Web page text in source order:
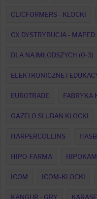
CLICFORMERS - KLOCKI
CX DYSTRYBUCJA - MAPED
DLA NAJMŁODSZYCH (0-3)
ELEKTRONICZNE I
EUROTRADE FABRYKA
GAZELO SLUBAN KLOCKI
HARPERCOLLINS
HIPO-FARMA
ICOM ICOM-KLOCKI
KANGUR - GRY